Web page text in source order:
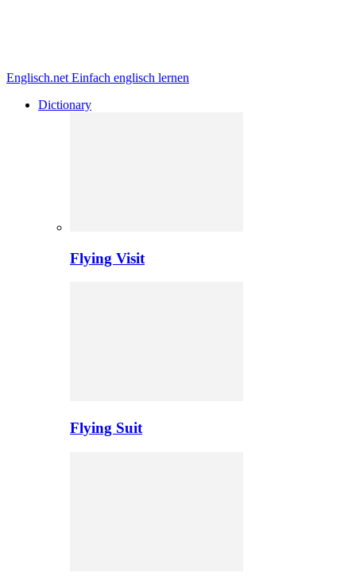
Englisch.net Einfach englisch lernen
Dictionary
Flying Visit
Flying Suit